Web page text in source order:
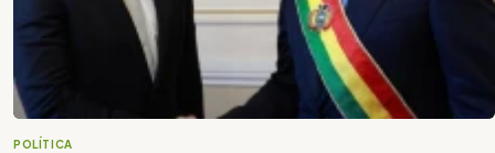
POLÍTICA